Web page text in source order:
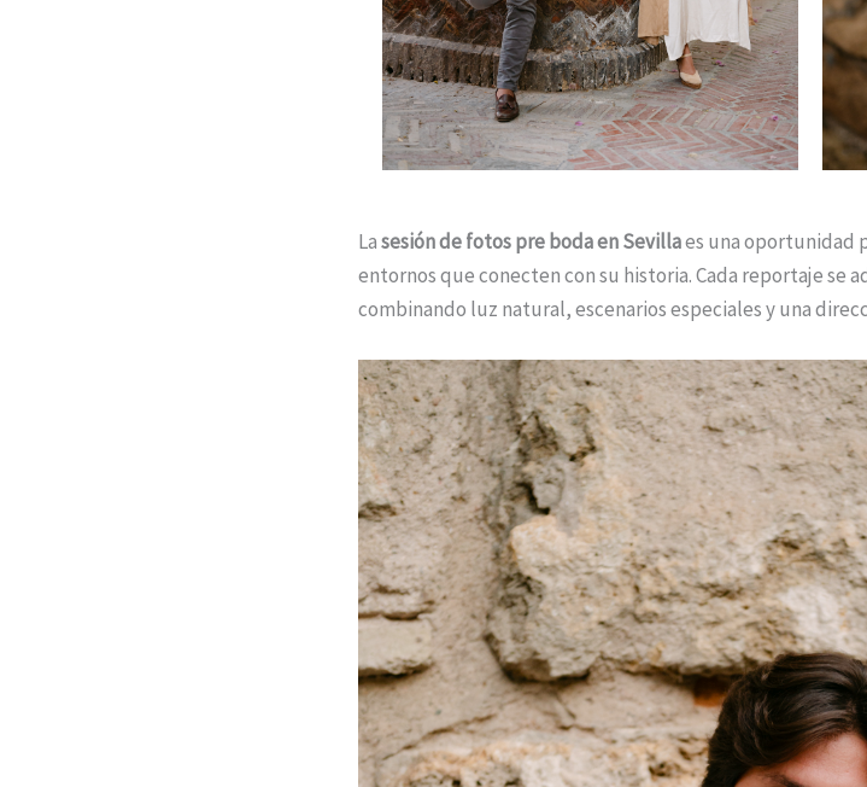
Lasesión de fotos pre boda en Sevillaes una oportunidad
entornos que conecten con su historia. Cada reportaje se
combinando luz natural, escenarios especiales y una